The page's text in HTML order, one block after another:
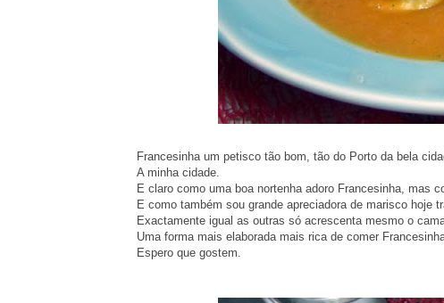
Francesinha um petisco tão bom, tão do Porto da bela
A minha cidade.
E claro como uma boa nortenha adoro Francesinha, mas
E como também sou grande apreciadora de marisco hoje
Exactamenteigual as outras só acrescenta mesmo o
Uma forma mais elaborada mais rica de comer
Espero que gostem.